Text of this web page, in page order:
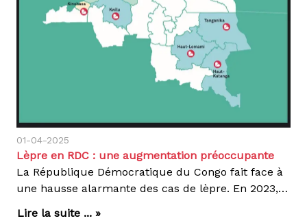
01-04-2025
Lèpre en RDC : une augmentation préoccupante
La République Démocratique du Congo fait face à
une hausse alarmante des cas de lèpre. En 2023, 3 945 nouveaux cas ont été enregistrés, marquant une augmentation de 5,7 % par rapport à 2022, dans 9 provinces où nous intervenons. Les provinces du Haut-Katanga et du Tanganyika sont particulièrement touchées, avec plus de 400 cas chacune.Les défis sont nombreux :Transmission persistante : Malgré les efforts, certains foyers restent très affectés, nécessitant une surveillance accruee.Consultation tardive : Le recours aux traitements traditionnels retarde les consultations médicales et le dépistage.Stigmatisation : La peur du rejet social empêche beaucoup de personnes de se faire diagnostiquer à temps, favorisant la propagation de la maladie.En collaboration avec le Programme National d’Élimination de la Lèpre (PNEL), nous intensifions nos actions dans le Haut-Katanga et le Tanganyika, en apportant un soutien logistique, financier et technique à travers :Le dépistage actif pour identifier rapidement de nouveaux cas.L’accès aux traitements gratuits pour éviter les complications graves.La sensibilisation communautaire pour encourager la détection précoce et lutter contre la stigmatisation.L’augmentation des cas montre que la lutte contre la lèpre est loin d’être terminée. Pour atteindre l’objectif Zéro Lèpre d'ici 2030, il est essentiel de renforcer les efforts et d’assurer l’accès aux soins pour tous. Rejoignez-nous dans cette lutte et découvrez nos actions sur nos réseaux sociaux. Agir, c’est contagieux !
Lire la suite ... »